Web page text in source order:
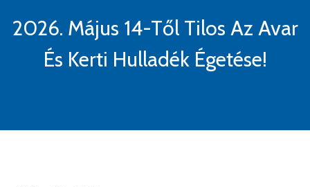
2026. Május 14-Től Tilos Az Avar
És Kerti Hulladék Égetése!